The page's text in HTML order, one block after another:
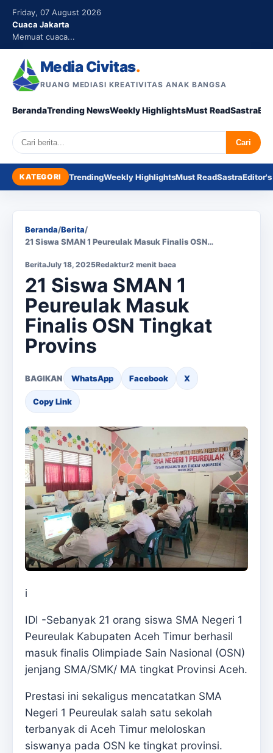
Friday, 07 August 2026
Cuaca Jakarta
Memuat cuaca...
Media Civitas.
RUANG MEDIASI KREATIVITAS ANAK BANGSA
BerandaTrending NewsWeekly HighlightsMust ReadSastra
Search Cari
KATEGORI TrendingWeekly HighlightsMust ReadSastra
Beranda/Berita/
21 Siswa SMAN 1 Peureulak Masuk Finalis OSN…
BeritaJuly 18, 2025Redaktur2 menit baca
21 Siswa SMAN 1
Peureulak Masuk
Finalis OSN Tingkat
Provins
BAGIKAN WhatsApp Facebook X
Copy Link
i
IDI -Sebanyak 21 orang siswa SMA Negeri 1
Peureulak Kabupaten Aceh Timur berhasil
masuk finalis Olimpiade Sain Nasional (OSN)
jenjang SMA/SMK/ MA tingkat Provinsi Aceh.
Prestasi ini sekaligus mencatatkan SMA
Negeri 1 Peureulak salah satu sekolah
terbanyak di Aceh Timur meloloskan
siswanya pada OSN ke tingkat provinsi.